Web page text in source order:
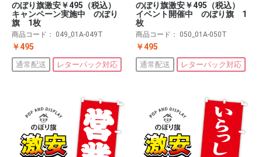
のぼり旗激安￥495（税込）
キャンペーン実施中 のぼり
旗 1枚
商品コード： 049_01A-049T
￥495
通常配送 レターパック対応
のぼり旗激安￥495（税込）
イベント開催中 のぼり旗 1
枚
商品コード： 050_01A-050T
￥495
通常配送 レターパック対応